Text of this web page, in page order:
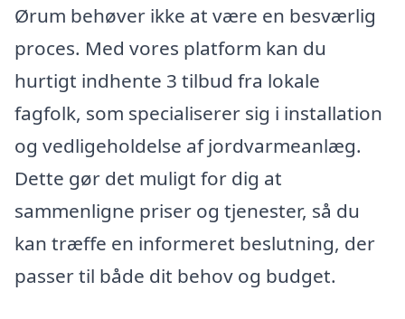
Ørum behøver ikke at være en besværlig
proces. Med vores platform kan du
hurtigt indhente 3 tilbud fra lokale
fagfolk, som specialiserer sig i installation
og vedligeholdelse af jordvarmeanlæg.
Dette gør det muligt for dig at
sammenligne priser og tjenester, så du
kan træffe en informeret beslutning, der
passer til både dit behov og budget.